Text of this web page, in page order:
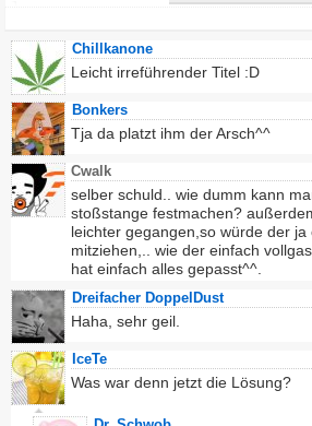
Chillkanone
Leicht irreführender Titel :D
Bonkers
Tja da platzt ihm der Arsch^^
Cwalk
selber schuld.. wie dumm kann
stoßstange festmachen?
leichter gegangen,so würde der
mitziehen,.. wie der einfach
hat einfach alles gepasst^^.
Dreifacher DoppelDust
Haha, sehr geil.
IceTe
Was war denn jetzt die Lösung?